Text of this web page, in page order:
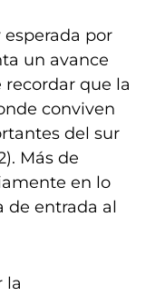
por
un avance
recordar que la
conviven
del sur
Más de
en lo
de entrada al
la